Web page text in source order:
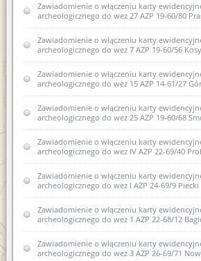
Zawiadomienie o włączeniu karty
archeologicznego do wez 27 AZP 19-60/80
Zawiadomienie o włączeniu karty
archeologicznego do wez 7 AZP 19-60/56
Zawiadomienie o włączeniu karty
archeologicznego do wez 15 AZP 14-61/27
Zawiadomienie o włączeniu karty
archeologicznego do wez 25 AZP 19-60/68
Zawiadomienie o włączeniu karty
archeologicznego do wez IV AZP 22-69/40
Zawiadomienie o włączeniu karty
archeologicznego do wez I AZP 24-69/9 Piecki
Zawiadomienie o włączeniu karty
archeologicznego do wez 1 AZP 22-68/12
Zawiadomienie o włączeniu karty
archeologicznego do wez 3 AZP 26-69/71